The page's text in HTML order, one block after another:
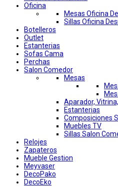
Oficina
Mesas Oficina
Sillas Oficina
Botelleros
Outlet
Estanterias
Sofas Cama
Perchas
Salon Comedor
Mesas
Aparador,
Estanterias
Composiciones
Muebles TV
Sillas Salon
Relojes
Zapateros
Mueble Gestion
Meyvaser
DecoPako
DecoEko